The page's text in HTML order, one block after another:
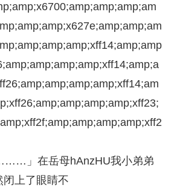
在岳母hAnzHU我小弟弟
闭上了眼睛不